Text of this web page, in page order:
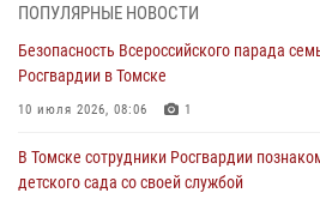
только часть товара
30 июля 2026, 07:41
товара из гипермаркета на 7 тысяч рублей
29 июля 2026, 00:41
ПОПУЛЯРНЫЕ НОВОСТИ
Безопасность Всероссийского парада
Росгвардии в Томске
10 июля 2026, 08:06 1
В Томске сотрудники Росгвардии
детского сада со своей службой